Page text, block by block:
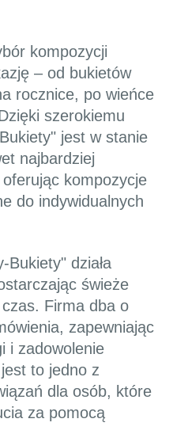
kompozycji
– od bukietów
rocznice, po wieńce
szerokiemu
jest w stanie
najbardziej
kompozycje
do indywidualnych
Bukiety" działa
świeże
czas. Firma dba o
zapewniając
i zadowolenie
to jedno z
dla osób, które
za pomocą